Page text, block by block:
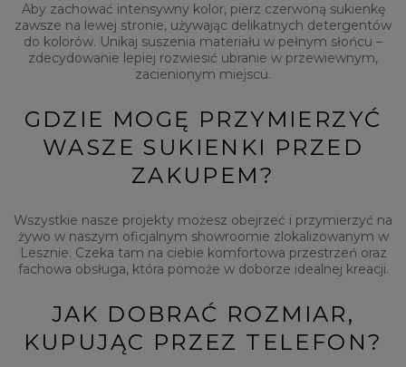
Aby zachować intensywny kolor, pierz czerwoną sukienkę
zawsze na lewej stronie, używając delikatnych detergentów
do kolorów. Unikaj suszenia materiału w pełnym słońcu –
zdecydowanie lepiej rozwiesić ubranie w przewiewnym,
zacienionym miejscu.
GDZIE MOGĘ PRZYMIERZYĆ
WASZE SUKIENKI PRZED
ZAKUPEM?
Wszystkie nasze projekty możesz obejrzeć i przymierzyć na
żywo w naszym oficjalnym showroomie zlokalizowanym w
Lesznie. Czeka tam na ciebie komfortowa przestrzeń oraz
fachowa obsługa, która pomoże w doborze idealnej kreacji.
JAK DOBRAĆ ROZMIAR,
KUPUJĄC PRZEZ TELEFON?